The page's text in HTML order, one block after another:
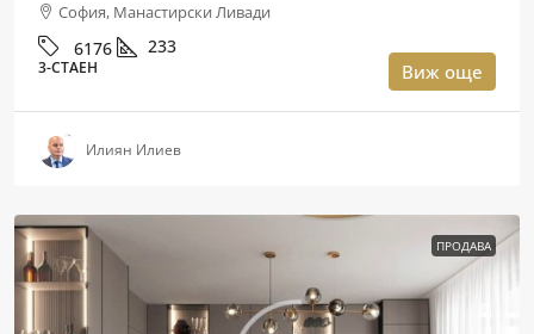
София, Манастирски Ливади
6176 233
3-СТАЕН Виж още
Илиян Илиев
ПРОДАВА